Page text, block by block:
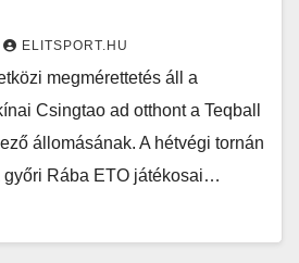
ELITSPORT.HU
megmérettetés áll a
Csingtao ad otthont a Teqball
állomásának. A hétvégi tornán
győri Rába ETO játékosai…